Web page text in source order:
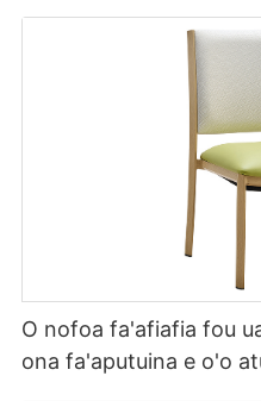
O nofoa fa'afiafia fou
ona fa'aputuina e o'o